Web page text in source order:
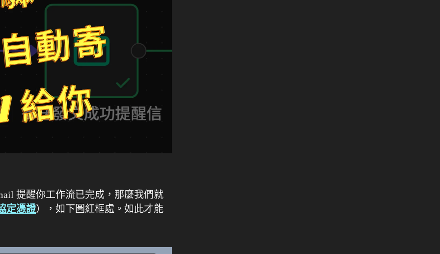
提醒你工作流已完成，那麼我們就
定憑證），如下圖紅框處。如此才能